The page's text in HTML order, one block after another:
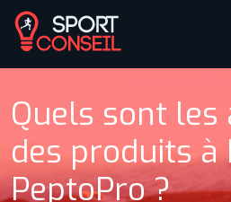
Quels sont les
des produits à
PeptoPro ?